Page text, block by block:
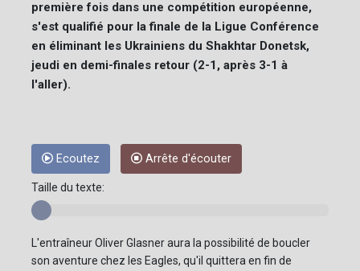
première fois dans une compétition européenne,
s'est qualifié pour la finale de la Ligue Conférence
en éliminant les Ukrainiens du Shakhtar Donetsk,
jeudi en demi-finales retour (2-1, après 3-1 à
l'aller).
Ecoutez Arrête d'écouter
Taille du texte:
L'entraîneur Oliver Glasner aura la possibilité de boucler
son aventure chez les Eagles, qu'il quittera en fin de